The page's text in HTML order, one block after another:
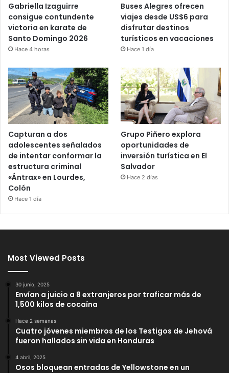
Gabriella Izaguirre
consigue contundente
victoria en karate de
Santo Domingo 2026
Hace 4 horas
Buses Alegres ofrecen
viajes desde US$6 para
disfrutar destinos
turísticos en vacaciones
Hace 1 día
Capturan a dos
adolescentes señalados
de intentar conformar la
estructura criminal
«Ántrax» en Lourdes,
Colón
Hace 1 día
Grupo Piñero explora
oportunidades de
inversión turística en El
Salvador
Hace 2 días
Most Viewed Posts
30 junio, 2025
Envían a juicio a 8 extranjeros por traficar más de
1,500 kilos de cocaína
Hace 2 semanas
Cuatro jóvenes miembros de los Testigos de Jehová
fueron hallados sin vida en Honduras
4 abril, 2025
Osos bloquean entradas de Yellowstone en un